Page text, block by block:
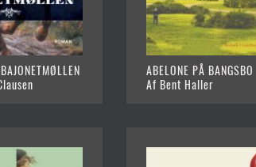
ABELONE PÅ BANGSBO
Af Bent Haller